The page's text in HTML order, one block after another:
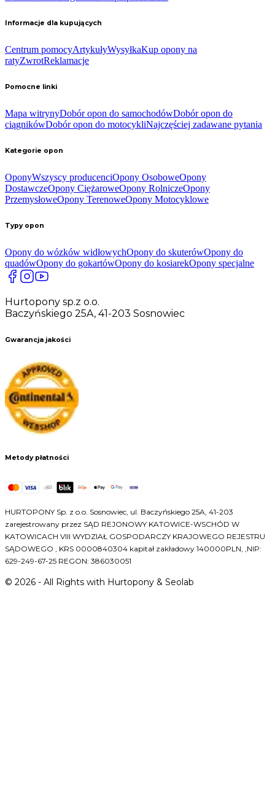
Informacje dla kupujących
Centrum pomocyArtykułyWysyłkaKup opony na
ratyZwrotReklamacje
Pomocne linki
Mapa witrynyDobór opon do samochodówDobór opon do
ciągnikówDobór opon do motocykliNajczęściej zadawane pytania
Kategorie opon
OponyWszyscy producenciOpony OsoboweOpony
DostawczeOpony CiężaroweOpony RolniczeOpony
PrzemysłoweOpony TerenoweOpony Motocyklowe
Typy opon
Opony do wózków widłowychOpony do skuterówOpony do
quadówOpony do gokartówOpony do kosiarekOpony specjalne
Hurtopony sp.z o.o.
Baczyńskiego 25A, 41-203 Sosnowiec
Gwarancja jakości
Metody płatności
HURTOPONY Sp. z o.o. Sosnowiec, ul. Baczyńskiego 25A, 41-203
zarejestrowany przez SĄD REJONOWY KATOWICE-WSCHÓD W
KATOWICACH VIII WYDZIAŁ GOSPODARCZY KRAJOWEGO REJESTRU
SĄDOWEGO , KRS 0000840304 kapitał zakładowy 140000PLN, ,NIP:
629-249-67-25 REGON: 386030051
© 2026 - All Rights with Hurtopony & Seolab